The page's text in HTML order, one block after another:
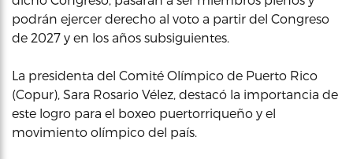
podrán ejercer derecho al voto a partir del Congreso
de 2027 y en los años subsiguientes.
La presidenta del Comité Olímpico de Puerto Rico
(Copur), Sara Rosario Vélez, destacó la importancia de
este logro para el boxeo puertorriqueño y el
movimiento olímpico del país.